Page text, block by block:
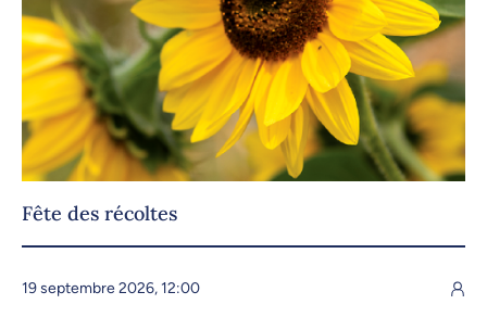
Fête des récoltes
19 septembre 2026, 12:00